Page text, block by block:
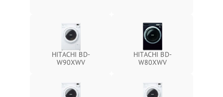
HITACHI BD-
W90XWV
HITACHI BD-
W80XWV